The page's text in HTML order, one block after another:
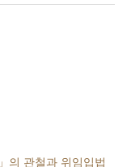
의 관철과 위임입법